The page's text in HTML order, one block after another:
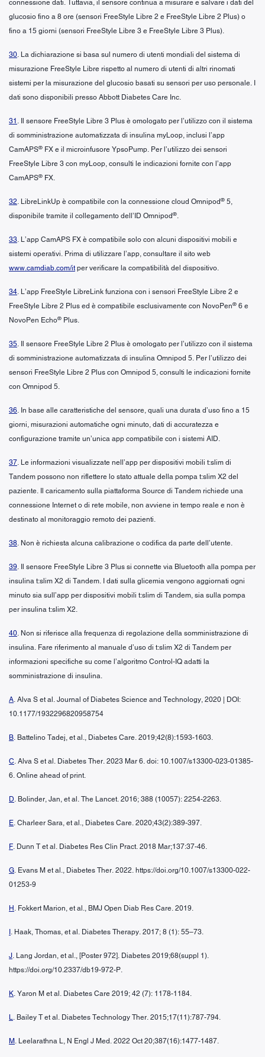
connessione dati. Tuttavia, il sensore continua a misurare e salvare i dati del
glucosio fino a 8 ore (sensori FreeStyle Libre 2 e FreeStyle Libre 2 Plus) o
fino a 15 giorni (sensori FreeStyle Libre 3 e FreeStyle Libre 3 Plus).
30. La dichiarazione si basa sul numero di utenti mondiali del sistema di
misurazione FreeStyle Libre rispetto al numero di utenti di altri rinomati
sistemi per la misurazione del glucosio basati su sensori per uso personale. I
dati sono disponibili presso Abbott Diabetes Care Inc.
31 . Il sensore FreeStyle Libre 3 Plus è omologato per l’utilizzo con il sistema
di somministrazione automatizzata di insulina myLoop, inclusi l’app
CamAPS® FX e il microinfusore YpsoPump. Per l’utilizzo dei sensori
FreeStyle Libre 3 con myLoop, consulti le indicazioni fornite con l’app
CamAPS® FX.
32. LibreLinkUp è compatibile con la connessione cloud Omnipod® 5,
disponibile tramite il collegamento dell’ID Omnipod®.
33. L’app CamAPS FX è compatibile solo con alcuni dispositivi mobili e
sistemi operativi. Prima di utilizzare l’app, consultare il sito web
www.camdiab.com/it per verificare la compatibilità del dispositivo.
34. L’app FreeStyle LibreLink funziona con i sensori FreeStyle Libre 2 e
FreeStyle Libre 2 Plus ed è compatibile esclusivamente con NovoPen® 6 e
NovoPen Echo® Plus.
35. Il sensore FreeStyle Libre 2 Plus è omologato per l’utilizzo con il sistema
di somministrazione automatizzata di insulina Omnipod 5. Per l’utilizzo dei
sensori FreeStyle Libre 2 Plus con Omnipod 5, consulti le indicazioni fornite
con Omnipod 5.
36. In base alle caratteristiche del sensore, quali una durata d’uso fino a 15
giorni, misurazioni automatiche ogni minuto, dati di accuratezza e
configurazione tramite un’unica app compatibile con i sistemi AID.
37. Le informazioni visualizzate nell’app per dispositivi mobili t:slim di
Tandem possono non riflettere lo stato attuale della pompa t:slim X2 del
paziente. Il caricamento sulla piattaforma Source di Tandem richiede una
connessione Internet o di rete mobile, non avviene in tempo reale e non è
destinato al monitoraggio remoto dei pazienti.
38. Non è richiesta alcuna calibrazione o codifica da parte dell’utente.
39. Il sensore FreeStyle Libre 3 Plus si connette via Bluetooth alla pompa per
insulina t:slim X2 di Tandem. I dati sulla glicemia vengono aggiornati ogni
minuto sia sull’app per dispositivi mobili t:slim di Tandem, sia sulla pompa
per insulina t:slim X2.
40. Non si riferisce alla frequenza di regolazione della somministrazione di
insulina. Fare riferimento al manuale d’uso di t:slim X2 di Tandem per
informazioni specifiche su come l’algoritmo Control-IQ adatti la
somministrazione di insulina.
A. Alva S et al. Journal of Diabetes Science and Technology, 2020 | DOI:
10.1177/1932296820958754
B. Battelino Tadej, et al., Diabetes Care. 2019;42(8):1593-1603.
C. Alva S et al. Diabetes Ther. 2023 Mar 6. doi: 10.1007/s13300-023-01385-
6. Online ahead of print.
D. Bolinder, Jan, et al. The Lancet. 2016; 388 (10057): 2254-2263.
E. Charleer Sara, et al., Diabetes Care. 2020;43(2):389-397.
F. Dunn T et al. Diabetes Res Clin Pract. 2018 Mar;137:37-46.
G. Evans M et al., Diabetes Ther. 2022. https://doi.org/10.1007/s13300-022-
01253-9
H . Fokkert Marion, et al., BMJ Open Diab Res Care. 2019.
. Haak, Thomas, et al. Diabetes Therapy. 2017; 8 (1): 55–73.
J. Lang Jordan, et al., [Poster 972]. Diabetes 2019;68(suppl 1).
https://doi.org/10.2337/db19-972-P.
K. Yaron M et al. Diabetes Care 2019; 42 (7): 1178-1184.
L. Bailey T et al. Diabetes Technology Ther. 2015;17(11):787-794.
M . Leelarathna L, N Engl J Med. 2022 Oct 20;387(16):1477-1487.